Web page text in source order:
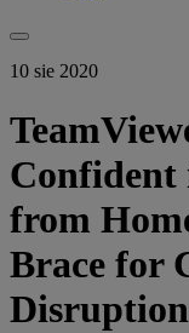
10 sie 2020
Confident
from
Brace for
Disruption